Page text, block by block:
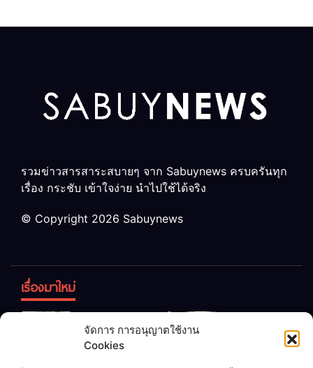
จัดการ การอนุญาตใช้งาน
Cookies
รวมข่าวสารสาระสบายๆ จาก Sabuynews ครบครันทุก
เรื่อง กระชับ เข้าใจง่าย นำไปใช้ได้จริง
© Copyright 2026 Sabuynews
เรื่องมาใหม่
ทิ้ง! เปลี่ยน
เป็น “ปุ๋ย
หญิง 12 ขวบ